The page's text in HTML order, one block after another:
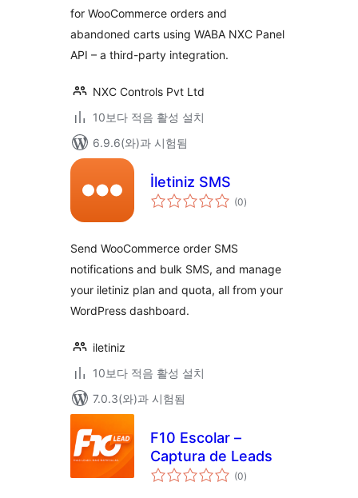
for WooCommerce orders and
abandoned carts using WABA NXC Panel
API – a third-party integration.
NXC Controls Pvt Ltd
10보다 적음 활성 설치
6.9.6(와)과 시험됨
İletiniz SMS
(0전
체)
Send WooCommerce order SMS
notifications and bulk SMS, and manage
your iletiniz plan and quota, all from your
WordPress dashboard.
iletiniz
10보다 적음 활성 설치
7.0.3(와)과 시험됨
F10 Escolar –
Captura de Leads
(0전
체)